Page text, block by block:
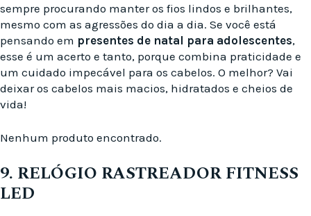
sempre procurando manter os fios lindos e brilhantes,
mesmo com as agressões do dia a dia. Se você está
pensando em presentes de natal para adolescentes,
esse é um acerto e tanto, porque combina praticidade e
um cuidado impecável para os cabelos. O melhor? Vai
deixar os cabelos mais macios, hidratados e cheios de
vida!
Nenhum produto encontrado.
9. RELÓGIO RASTREADOR FITNESS
LED